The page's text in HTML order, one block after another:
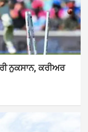
ਨੁਕਸਾਨ, ਕਰੀਅਰ